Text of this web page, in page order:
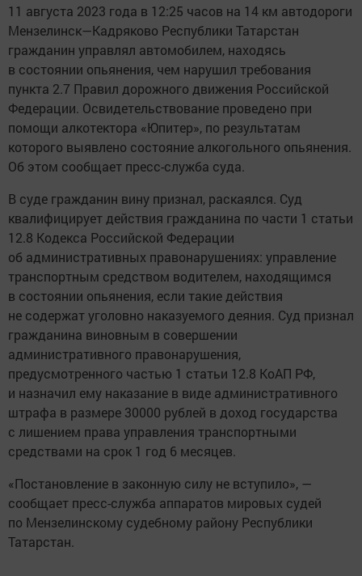
11 августа 2023 года в 12:25 часов на 14 км автодороги
Мензелинск—Кадряково Республики Татарстан
гражданин управлял автомобилем, находясь
в состоянии опьянения, чем нарушил требования
пункта 2.7 Правил дорожного движения Российской
Федерации. Освидетельствование проведено при
помощи алкотектора «Юпитер», по результатам
которого выявлено состояние алкогольного опьянения.
Об этом сообщает пресс-служба суда.
В суде гражданин вину признал, раскаялся. Суд
квалифицирует действия гражданина по части 1 статьи
12.8 Кодекса Российской Федерации
об административных правонарушениях: управление
транспортным средством водителем, находящимся
в состоянии опьянения, если такие действия
не содержат уголовно наказуемого деяния. Суд признал
гражданина виновным в совершении
административного правонарушения,
предусмотренного частью 1 статьи 12.8 КоАП РФ,
и назначил ему наказание в виде административного
штрафа в размере 30000 рублей в доход государства
с лишением права управления транспортными
средствами на срок 1 год 6 месяцев.
«Постановление в законную силу не вступило», —
сообщает пресс-служба аппаратов мировых судей
по Мензелинскому судебному району Республики
Татарстан.